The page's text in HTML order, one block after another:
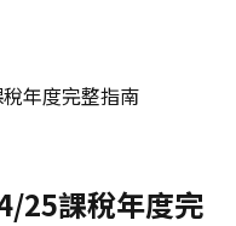
年度完整指南
25課稅年度完